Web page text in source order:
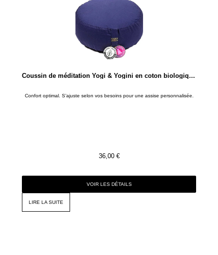
Coussin de méditation Yogi & Yogini en coton biologique – Indigo
Confort optimal. S’ajuste selon vos besoins pour une assise personnalisée.
36,00 €
VOIR LES DÉTAILS
LIRE LA SUITE